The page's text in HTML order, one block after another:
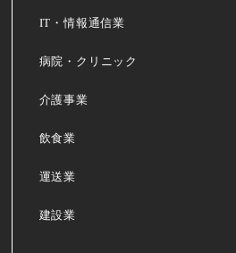
IT・情報通信業
病院・クリニック
介護事業
飲食業
運送業
建設業